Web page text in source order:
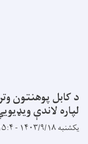
د کابل پوهنتون
لپاره لاندې
یکشنبه ۱۴۰۳/۹/۱۸ - ۱۵:۴